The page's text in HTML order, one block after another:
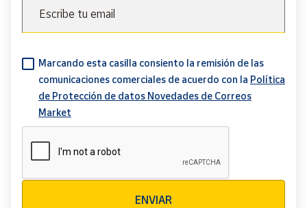
Escribe tu email
Marcando esta casilla consiento la remisión de las
comunicaciones comerciales de acuerdo con la Política
de Protección de datos Novedades de Correos
Market
ENVIAR